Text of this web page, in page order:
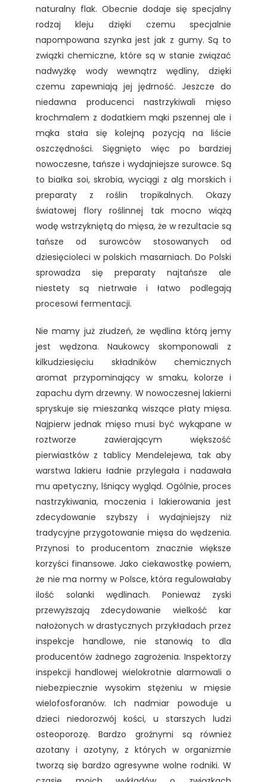
naturalny flak. Obecnie dodaje się specjalny
rodzaj kleju dzięki czemu specjalnie
napompowana szynka jest jak z gumy. Są to
związki chemiczne, które są w stanie związać
nadwyżkę wody wewnątrz wędliny, dzięki
czemu zapewniają jej jędrność. Jeszcze do
niedawna producenci nastrzykiwali mięso
krochmalem z dodatkiem mąki pszennej ale i
mąka stała się kolejną pozycją na liście
oszczędności. Sięgnięto więc po bardziej
nowoczesne, tańsze i wydajniejsze surowce. Są
to białka soi, skrobia, wyciągi z alg morskich i
preparaty z roślin tropikalnych. Okazy
światowej flory roślinnej tak mocno wiążą
wodę wstrzykniętą do mięsa, że w rezultacie są
tańsze od surowców stosowanych od
dziesięcioleci w polskich masarniach. Do Polski
sprowadza się preparaty najtańsze ale
niestety są nietrwałe i łatwo podlegają
procesowi fermentacji.
Nie mamy już złudzeń, że wędlina którą jemy
jest wędzona. Naukowcy skomponowali z
kilkudziesięciu składników chemicznych
aromat przypominający w smaku, kolorze i
zapachu dym drzewny. W nowoczesnej lakierni
spryskuje się mieszanką wiszące płaty mięsa.
Najpierw jednak mięso musi być wykąpane w
roztworze zawierającym większość
pierwiastków z tablicy Mendelejewa, tak aby
warstwa lakieru ładnie przylegała i nadawała
mu apetyczny, lśniący wygląd. Ogólnie, proces
nastrzykiwania, moczenia i lakierowania jest
zdecydowanie szybszy i wydajniejszy niż
tradycyjne przygotowanie mięsa do wędzenia.
Przynosi to producentom znacznie większe
korzyści finansowe. Jako ciekawostkę powiem,
że nie ma normy w Polsce, która regulowałaby
ilość solanki wędlinach. Ponieważ zyski
przewyższają zdecydowanie wielkość kar
nałożonych w drastycznych przykładach przez
inspekcje handlowe, nie stanowią to dla
producentów żadnego zagrożenia. Inspektorzy
inspekcji handlowej wielokrotnie alarmowali o
niebezpiecznie wysokim stężeniu w mięsie
wielofosforanów. Ich nadmiar powoduje u
dzieci niedorozwój kości, u starszych ludzi
osteoporozę. Bardzo groźnymi są również
azotany i azotyny, z których w organizmie
tworzą się bardzo agresywne wolne rodniki. W